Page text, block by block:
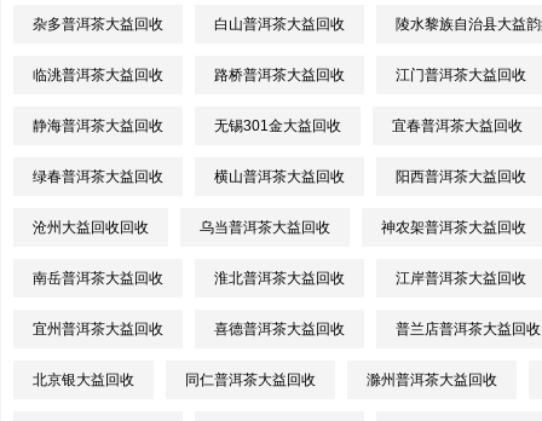
杂多普洱茶大益回收 白山普洱茶大益回收 陵水黎族自治县大益
临洮普洱茶大益回收 路桥普洱茶大益回收 江门普洱茶大益回收
静海普洱茶大益回收 无锡301金大益回收 宜春普洱茶大益回收
绿春普洱茶大益回收 横山普洱茶大益回收 阳西普洱茶大益回收
沧州大益回收回收 乌当普洱茶大益回收 神农架普洱茶大益回收
南岳普洱茶大益回收 淮北普洱茶大益回收 江岸普洱茶大益回收
宜州普洱茶大益回收 喜德普洱茶大益回收 普兰店普洱茶大益回收
北京银大益回收 同仁普洱茶大益回收 滁州普洱茶大益回收